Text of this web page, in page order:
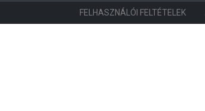
FELHASZNÁLÓI FELTÉTELEK